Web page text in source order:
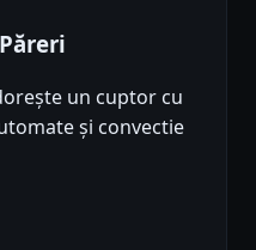
un cuptor cu
și convectie